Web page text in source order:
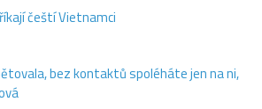
čeští Vietnamci
bez kontaktů spoléháte jen na ni,